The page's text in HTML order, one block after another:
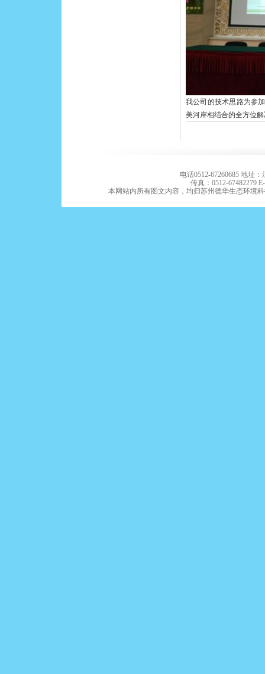
我公司的技术思路为参
美河岸相结合的全方位
电话0512-67260685 地址
传真：0512-67482279
本网站内所有图文内容，均归苏州德华生态环境科